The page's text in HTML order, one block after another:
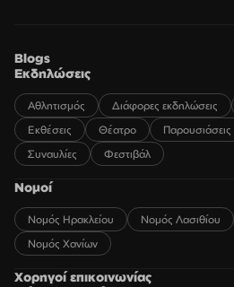
Blogs
Εκδηλώσεις
Αθλητισμός Διάφορες εκδηλώσεις
Εκθέσεις
Θέατρο Παρουσιάσεις
Συναυλίες
Φεστιβάλ
Νομοί
Νομός Ηρακλείου Νομός Λασιθίου
Νομός Χανίων
Χορηγοί επικοινωνίας